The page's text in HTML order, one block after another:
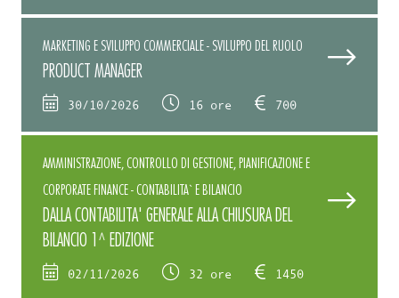
MARKETING E SVILUPPO COMMERCIALE - SVILUPPO DEL RUOLO
PRODUCT MANAGER
30/10/2026 16 ore 700
AMMINISTRAZIONE, CONTROLLO DI GESTIONE, PIANIFICAZIONE E
CORPORATE FINANCE - CONTABILITA` E BILANCIO
DALLA CONTABILITA' GENERALE ALLA CHIUSURA DEL
BILANCIO 1^ EDIZIONE
02/11/2026 32 ore 1450